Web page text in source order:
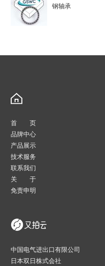
钢轴承
首 页
品牌中心
产品展示
技术服务
联系我们
关 于
免责申明
中国电气进出口有限公司
日本双日株式会社